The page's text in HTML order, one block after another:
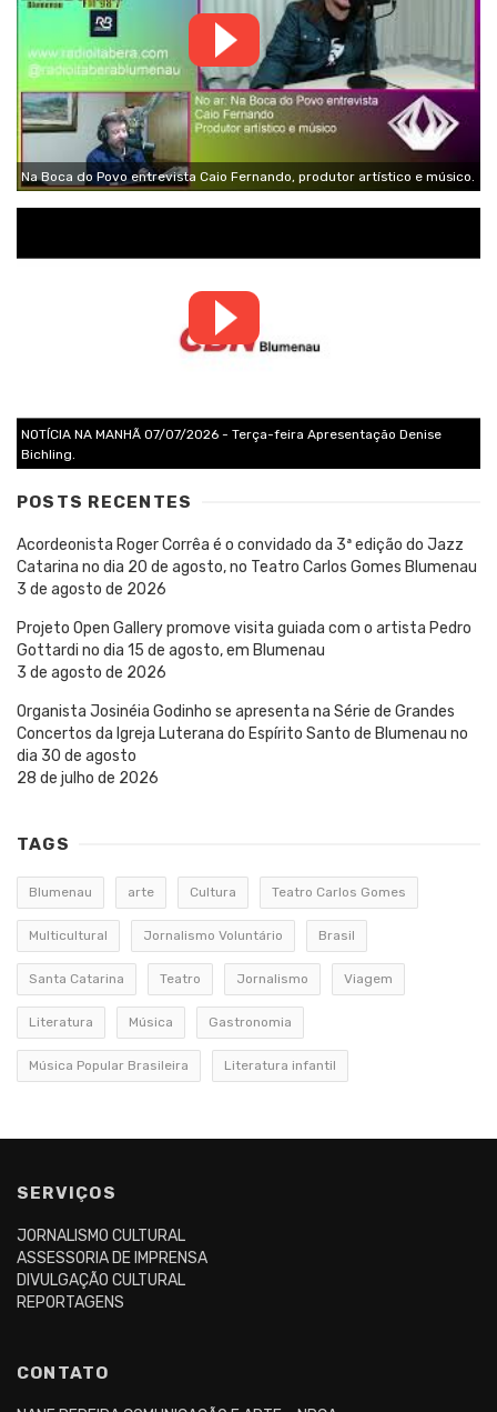
Na Boca do Povo entrevista Caio Fernando, produtor artístico e músico.
NOTÍCIA NA MANHÃ 07/07/2026 - Terça-feira Apresentação Denise
Bichling.
POSTS RECENTES
Acordeonista Roger Corrêa é o convidado da 3ª edição do Jazz
Catarina no dia 20 de agosto, no Teatro Carlos Gomes Blumenau
3 de agosto de 2026
Projeto Open Gallery promove visita guiada com o artista Pedro
Gottardi no dia 15 de agosto, em Blumenau
3 de agosto de 2026
Organista Josinéia Godinho se apresenta na Série de Grandes
Concertos da Igreja Luterana do Espírito Santo de Blumenau no
dia 30 de agosto
28 de julho de 2026
TAGS
Blumenau arte Cultura Teatro Carlos Gomes
Multicultural Jornalismo Voluntário Brasil
Santa Catarina Teatro Jornalismo Viagem
Literatura Música Gastronomia
Música Popular Brasileira Literatura infantil
SERVIÇOS
JORNALISMO CULTURAL
ASSESSORIA DE IMPRENSA
DIVULGAÇÃO CULTURAL
REPORTAGENS
CONTATO